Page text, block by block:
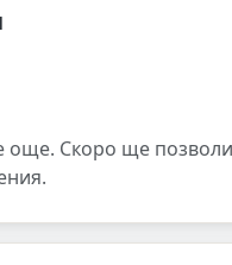
още. Скоро ще